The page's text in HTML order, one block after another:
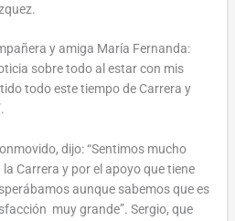
y amiga María Fernanda:
sobre todo al estar con mis
todo este tiempo de Carrera y
dijo: “Sentimos mucho
Carrera y por el apoyo que tiene
aunque sabemos que es
muy grande”. Sergio, que